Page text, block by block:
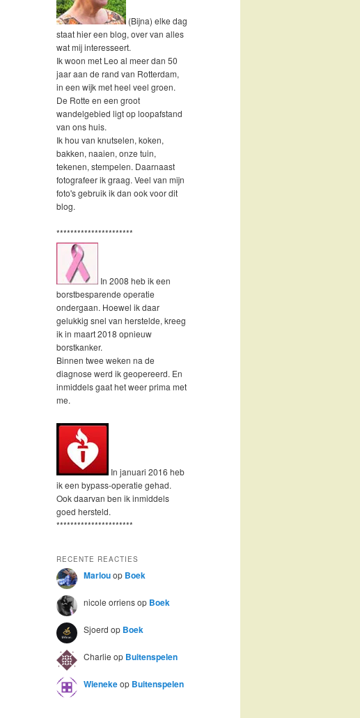
(Bijna) elke dag
staat hier een blog, over van alles
wat mij interesseert.
Ik woon met Leo al meer dan 50
jaar aan de rand van Rotterdam,
in een wijk met heel veel groen.
De Rotte en een groot
wandelgebied ligt op loopafstand
van ons huis.
Ik hou van knutselen, koken,
bakken, naaien, onze tuin,
tekenen, stempelen. Daarnaast
fotografeer ik graag. Veel van mijn
foto's gebruik ik dan ook voor dit
blog.
**********************
In 2008 heb ik een
borstbesparende operatie
ondergaan. Hoewel ik daar
gelukkig snel van herstelde, kreeg
ik in maart 2018 opnieuw
borstkanker.
Binnen twee weken na de
diagnose werd ik geopereerd. En
inmiddels gaat het weer prima met
me.
In januari 2016 heb
ik een bypass-operatie gehad.
Ook daarvan ben ik inmiddels
goed hersteld.
**********************
RECENTE REACTIES
Marlouop Boek
nicole orriensop Boek
Sjoerd op Boek
Charlie op Buitenspelen
Wienekeop Buitenspelen